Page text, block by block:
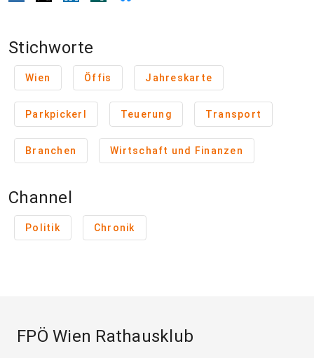
Stichworte
Wien Öffis Jahreskarte
Parkpickerl Teuerung Transport
Branchen Wirtschaft und Finanzen
Channel
Politik Chronik
FPÖ Wien Rathausklub